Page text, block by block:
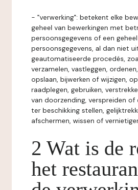
- "verwerking": betekent elke
geheel van bewerkingen met
persoonsgegevens of een
persoonsgegevens, al dan niet
geautomatiseerde procedés,
verzamelen, vastleggen,
opslaan, bijwerken of wijzigen,
raadplegen, gebruiken,
van doorzending, verspreiden of
ter beschikking stellen,
afschermen, wissen of
2 Wat is de
het